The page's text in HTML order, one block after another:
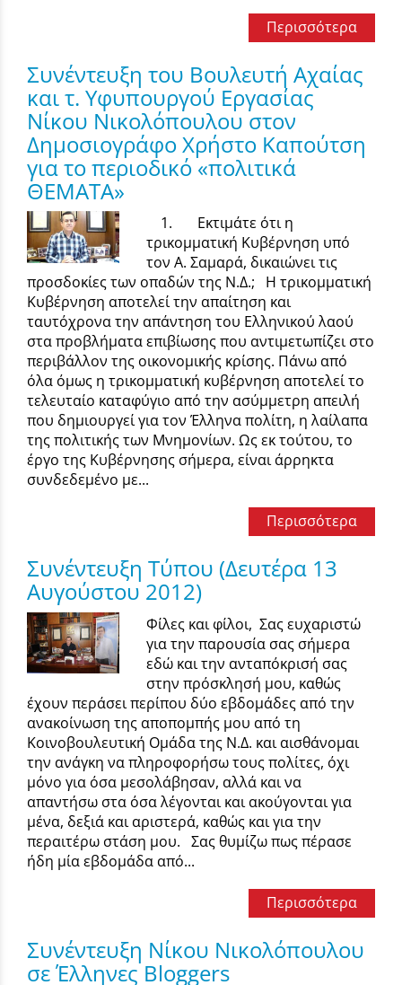
Περισσότερα
Συνέντευξη του Βουλευτή Αχαίας
και τ. Υφυπουργού Εργασίας
Νίκου Νικολόπουλου στον
Δημοσιογράφο Χρήστο Καπούτση
για το περιοδικό «πολιτικά
ΘΕΜΑΤΑ»
1. Εκτιμάτε ότι η
τρικομματική Κυβέρνηση υπό
τον Α. Σαμαρά, δικαιώνει τις
προσδοκίες των οπαδών της Ν.Δ.; Η τρικομματική
Κυβέρνηση αποτελεί την απαίτηση και
ταυτόχρονα την απάντηση του Ελληνικού λαού
στα προβλήματα επιβίωσης που αντιμετωπίζει στο
περιβάλλον της οικονομικής κρίσης. Πάνω από
όλα όμως η τρικομματική κυβέρνηση αποτελεί το
τελευταίο καταφύγιο από την ασύμμετρη απειλή
που δημιουργεί για τον Έλληνα πολίτη, η λαίλαπα
της πολιτικής των Μνημονίων. Ως εκ τούτου, το
έργο της Κυβέρνησης σήμερα, είναι άρρηκτα
συνδεδεμένο με...
Περισσότερα
Συνέντευξη Τύπου (Δευτέρα 13
Αυγούστου 2012)
Φίλες και φίλοι, Σας ευχαριστώ
για την παρουσία σας σήμερα
εδώ και την ανταπόκρισή σας
στην πρόσκλησή μου, καθώς
έχουν περάσει περίπου δύο εβδομάδες από την
ανακοίνωση της αποπομπής μου από τη
Κοινοβουλευτική Ομάδα της Ν.Δ. και αισθάνομαι
την ανάγκη να πληροφορήσω τους πολίτες, όχι
μόνο για όσα μεσολάβησαν, αλλά και να
απαντήσω στα όσα λέγονται και ακούγονται για
μένα, δεξιά και αριστερά, καθώς και για την
περαιτέρω στάση μου. Σας θυμίζω πως πέρασε
ήδη μία εβδομάδα από...
Περισσότερα
Συνέντευξη Νίκου Νικολόπουλου
σε Έλληνες Bloggers